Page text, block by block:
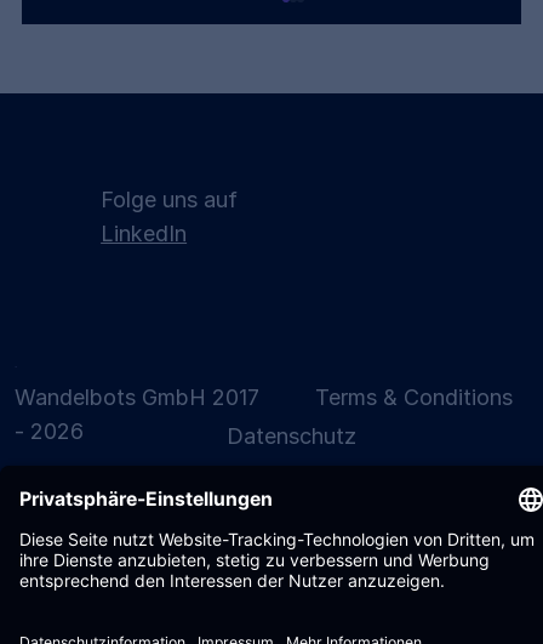
Folge uns auf
LinkedIn
Wandelbots GmbH 2017
- 2026
Terms & Conditions
Datenschutz